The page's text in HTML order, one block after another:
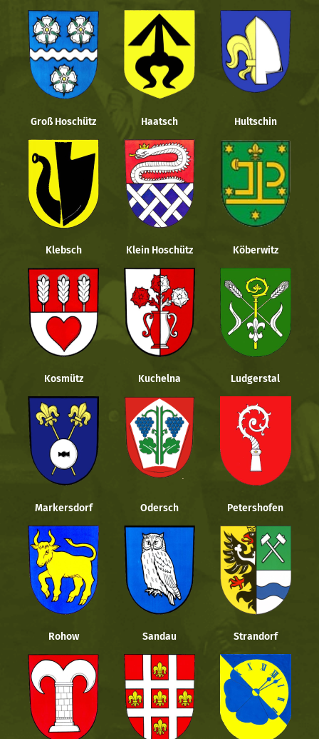
Groß Hoschütz Haatsch Hultschin
Klebsch Klein Hoschütz Köberwitz
Kosmütz Kuchelna Ludgerstal
Markersdorf Odersch Petershofen
Rohow Sandau Strandorf